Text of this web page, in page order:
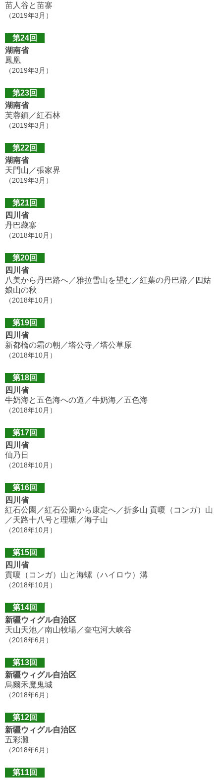
苗人谷と苗寨
（2019年3月）
第24回
湖南省
鳳凰
（2019年3月）
第23回
湖南省
芙蓉鎮／紅石林
（2019年3月）
第22回
湖南省
天門山／張家界
（2019年3月）
第21回
四川省
丹巴藏寨
（2018年10月）
第20回
四川省
八美から丹巴路へ／雅拉雪山を望む／紅葉の丹巴路／四姑
娘山の秋
（2018年10月）
第19回
四川省
新都橋の霜の朝／塔公寺／塔公草原
（2018年10月）
第18回
四川省
牛奶海と五色海への道／牛奶海／五色海
（2018年10月）
第17回
四川省
仙乃日
（2018年10月）
第16回
四川省
紅石公園／紅石公園から康定へ／折多山 貢嗄（コンガ）山
／天路十八号と理塘／海子山
（2018年10月）
第15回
四川省
貢嗄（コンガ）山と海螺（ハイロウ）溝
（2018年10月）
第14回
新疆ウィグル自治区
天山天池／南山牧場／奎屯河大峡谷
（2018年6月）
第13回
新疆ウィグル自治区
烏爾禾魔鬼城
（2018年6月）
第12回
新疆ウィグル自治区
五彩灘
（2018年6月）
第11回